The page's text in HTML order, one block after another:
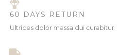
60 DAYS RETURN
Ultrices dolor massa dui curabitur.